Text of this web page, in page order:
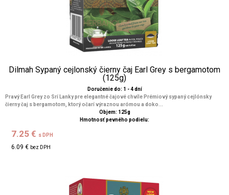
Dilmah Sypaný cejlonský čierny čaj Earl Grey s bergamotom
(125g)
Doručenie do: 1 - 4 dní
Pravý Earl Grey zo Srí Lanky pre elegantné čajové chvíle Prémiový sypaný cejlónsky
čierny čaj s bergamotom, ktorý očarí výraznou arómou a doko...
Objem: 125g
Hmotnosť pevného podielu:
7.25 € s DPH
6.09 € bez DPH